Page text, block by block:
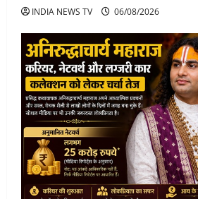
INDIA NEWS TV 06/08/2026